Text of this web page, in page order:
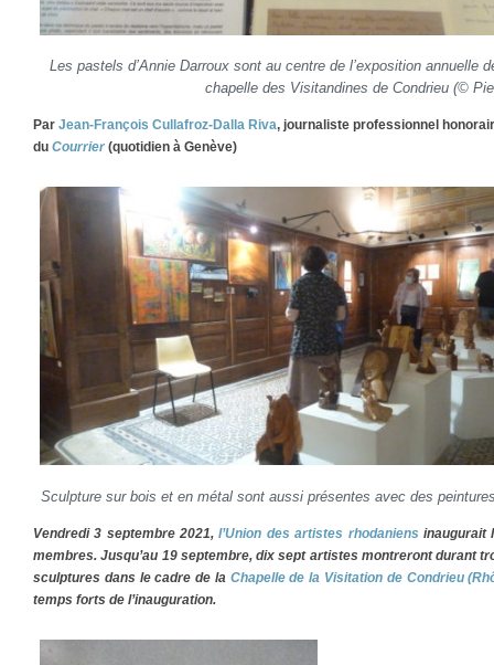
Les pastels d’Annie Darroux sont au centre de l’exposition annuelle
chapelle des Visitandines de Condrieu (©
Par Jean-François Cullafroz-Dalla Riva, journaliste professionnel
du Courrier (quotidien à Genève)
Sculpture sur bois et en métal sont aussi présentes avec des
Vendredi 3 septembre 2021,l’Union des artistes rhodaniens inaugurait
membres. Jusqu’au 19 septembre, dix sept artistes montreront durant
sculptures dans le cadre de la Chapelle de la Visitation de Condrieu
temps forts de l’inauguration.